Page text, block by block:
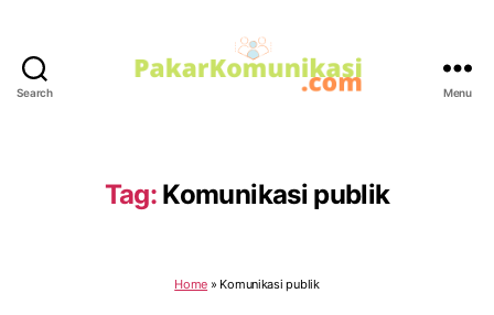
Search Menu
Tag: Komunikasi publik
Home » Komunikasi publik